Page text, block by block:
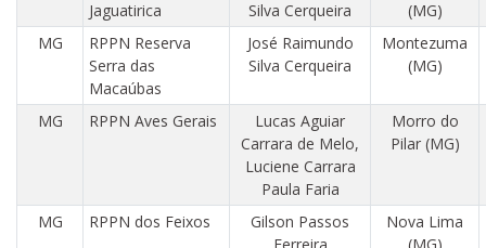
Jaguatirica
Silva Cerqueira
(MG)
MG
RPPN Reserva
Serra das
Macaúbas
José Raimundo
Silva Cerqueira
Montezuma
(MG)
MG RPPN Aves Gerais
Lucas Aguiar
Carrara de Melo,
Luciene Carrara
Paula Faria
Morro do
Pilar (MG)
MG RPPN dos Feixos
Gilson Passos
Nova Lima